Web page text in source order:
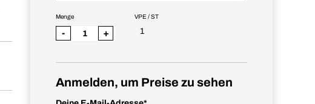
VPE / ST
1
Menge
- +
Anmelden, um Preise zu sehen